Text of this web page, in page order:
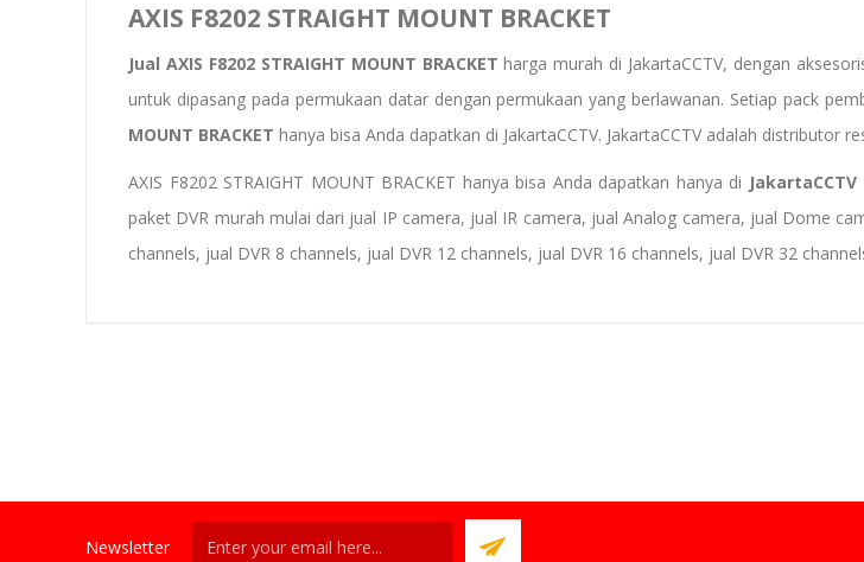
AXIS F8202 STRAIGHT MOUNT BRACKET
Jual AXIS F8202 STRAIGHT MOUNT BRACKET harga murah di JakartaCCTV, dengan
untuk dipasang pada permukaan datar dengan permukaan yang berlawanan. Setiap pack
MOUNT BRACKET hanya bisa Anda dapatkan di JakartaCCTV. JakartaCCTV adalah distributor
AXIS F8202 STRAIGHT MOUNT BRACKET hanya bisa Anda dapatkan hanya di JakartaCCTV
paket DVR murah mulai dari jual IP camera, jual IR camera, jual Analog camera, jual Dome
channels, jual DVR 8 channels, jual DVR 12 channels, jual DVR 16 channels, jual DVR 32
Newsletter